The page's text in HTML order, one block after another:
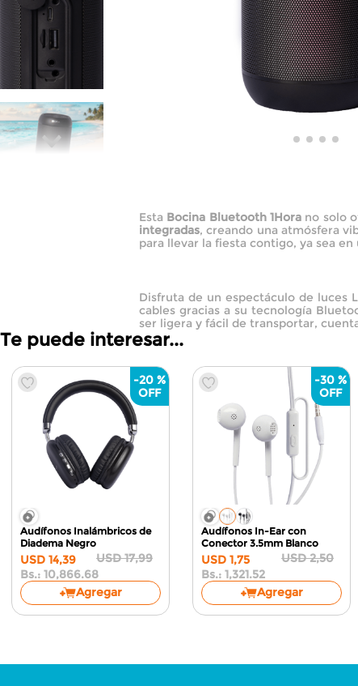
Esta Bocina Bluetooth 1Horano solo
integradas, creando una atmósfera
para llevar la fiesta contigo, ya sea
Disfruta de un espectáculo de luces
cables gracias a su tecnología
ser ligera y fácil de transportar,
Te puede interesar...
-20 %
Audífonos Inalámbricos de
Diadema Negro
USD 14,39 USD 17,99
Bs.: 10,866.68
Agregar
-30 %
Audífonos In-Ear con
Conector 3.5mm Blanco
USD 1,75 USD 2,50
Bs.: 1,321.52
Agregar